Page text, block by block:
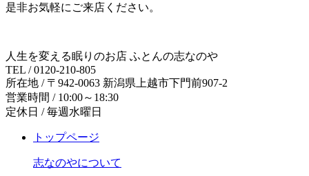
是非お気軽にご来店ください。
人生を変える眠りのお店 ふとんの志なのや
TEL / 0120-210-805
所在地 / 〒942-0063 新潟県上越市下門前907-2
営業時間 / 10:00～18:30
定休日 / 毎週水曜日
トップページ
志なのやについて